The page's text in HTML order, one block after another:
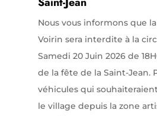
Nous vous informons que
Voirin sera interdite à la
Samedi 20 Juin 2026 de
de la fête de la Saint-Jean.
véhicules qui
le village depuis la zone